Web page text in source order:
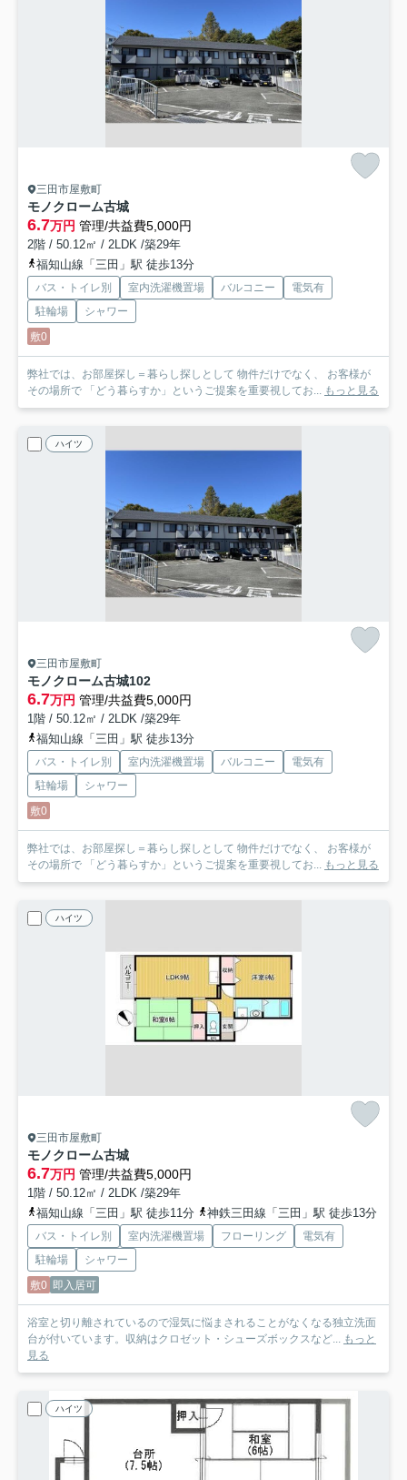
三田市屋敷町
モノクローム古城
6.7万円 管理/共益費5,000円
2階 / 50.12㎡ / 2LDK /築29年
福知山線「三田」駅 徒歩13分
バス・トイレ別 室内洗濯機置場 バルコニー
電気有
駐輪場
シャワー
敷0
弊社では、お部屋探し＝暮らし探しとして 物件だけでなく、 お客様が
その場所で 「どう暮らすか」というご提案を重要視してお... もっと見る
ハイツ
三田市屋敷町
モノクローム古城102
6.7万円 管理/共益費5,000円
1階 / 50.12㎡ / 2LDK /築29年
福知山線「三田」駅 徒歩13分
バス・トイレ別 室内洗濯機置場 バルコニー
電気有
駐輪場
シャワー
敷0
弊社では、お部屋探し＝暮らし探しとして 物件だけでなく、 お客様が
その場所で 「どう暮らすか」というご提案を重要視してお... もっと見る
ハイツ
三田市屋敷町
モノクローム古城
6.7万円 管理/共益費5,000円
1階 / 50.12㎡ / 2LDK /築29年
福知山線「三田」駅 徒歩11分
神鉄三田線「三田」駅 徒歩13分
バス・トイレ別 室内洗濯機置場 フローリング
電気有
駐輪場
シャワー
敷0 即入居可
浴室と切り離されているので湿気に悩まされることがなくなる独立洗面
台が付いています。収納はクロゼット・シューズボックスなど... もっと
見る
ハイツ